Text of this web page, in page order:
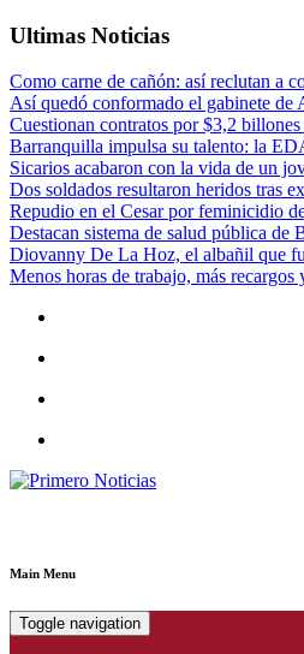
Ultimas Noticias
Como carne de cañón: así reclutan a
Así quedó conformado el gabinete de
Cuestionan contratos por $3,2
Barranquilla impulsa su talento: la
Sicarios acabaron con la vida de un
Dos soldados resultaron heridos tras
Repudio en el Cesar por feminicidio
Destacan sistema de salud pública
Diovanny De La Hoz, el albañil que
Menos horas de trabajo, más
Main Menu
Toggle navigation